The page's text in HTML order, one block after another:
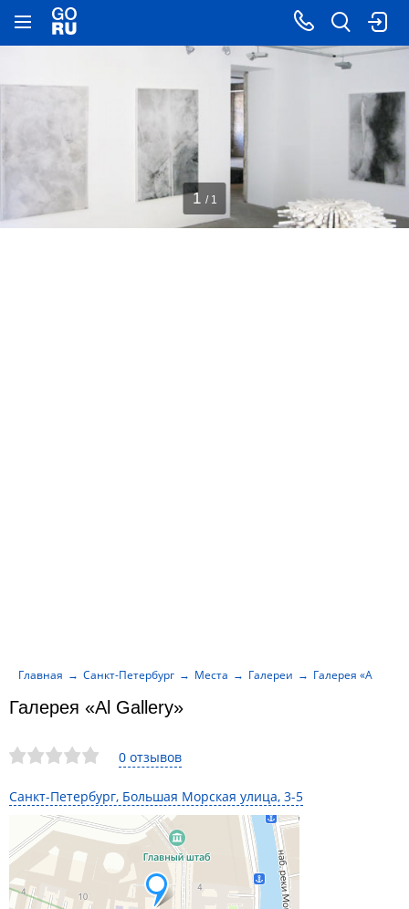
0 отзывов
Санкт-Петербург, Большая Морская улица, 3-5
Галерея «Al Gallery»
Главная Санкт-Петербург Места Галереи Галерея «Al
1 / 1